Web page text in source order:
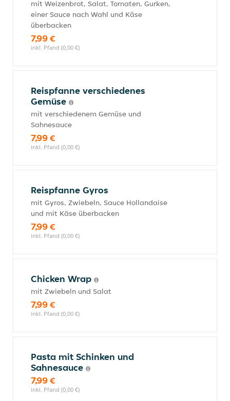
mit Weizenbrot, Salat, Tomaten, Gurken,
einer Sauce nach Wahl und Käse
überbacken
7,99 €
inkl. Pfand (0,00 €)
Reispfanne verschiedenes
Gemüse
mit verschiedenem Gemüse und
Sahnesauce
7,99 €
inkl. Pfand (0,00 €)
Reispfanne Gyros
mit Gyros, Zwiebeln, Sauce Hollandaise
und mit Käse überbacken
7,99 €
inkl. Pfand (0,00 €)
Chicken Wrap
mit Zwiebeln und Salat
7,99 €
inkl. Pfand (0,00 €)
Pasta mit Schinken und
Sahnesauce
7,99 €
inkl. Pfand (0,00 €)